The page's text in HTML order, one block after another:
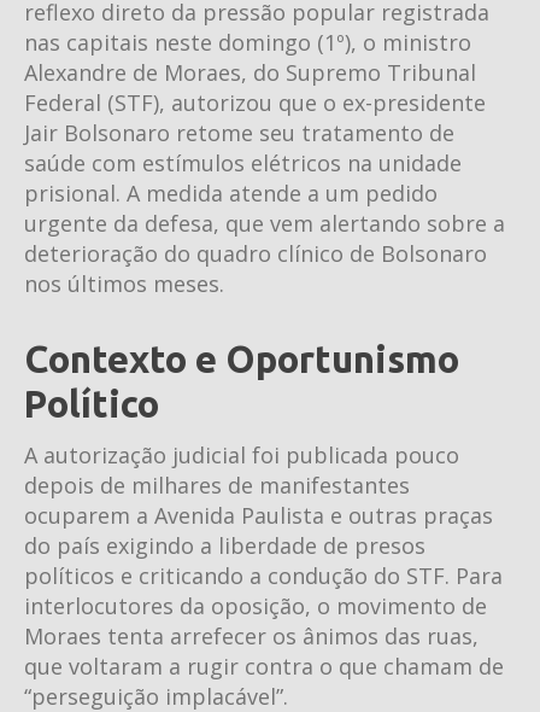
reflexo direto da pressão popular registrada
nas capitais neste domingo (1º), o ministro
Alexandre de Moraes, do Supremo Tribunal
Federal (STF), autorizou que o ex-presidente
Jair Bolsonaro retome seu tratamento de
saúde com estímulos elétricos na unidade
prisional. A medida atende a um pedido
urgente da defesa, que vem alertando sobre a
deterioração do quadro clínico de Bolsonaro
nos últimos meses.
Contexto e Oportunismo
Político
A autorização judicial foi publicada pouco
depois de milhares de manifestantes
ocuparem a Avenida Paulista e outras praças
do país exigindo a liberdade de presos
políticos e criticando a condução do STF. Para
interlocutores da oposição, o movimento de
Moraes tenta arrefecer os ânimos das ruas,
que voltaram a rugir contra o que chamam de
“perseguição implacável”.